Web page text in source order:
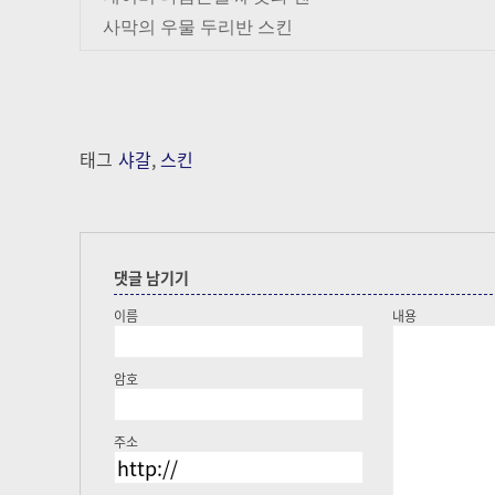
사막의 우물 두리반 스킨
태그 샤갈,스킨
댓글 남기기
이름
암호
주소
내용